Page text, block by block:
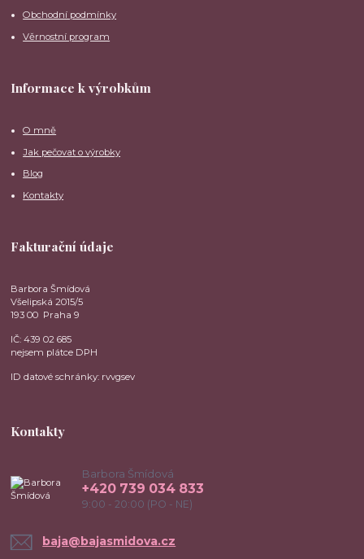
Obchodní podmínky
Věrnostní program
Informace k výrobkům
O mně
Jak pečovat o výrobky
Blog
Kontakty
Fakturační údaje
Barbora Šmídová
Všelipská 2015/5
193 00 Praha 9
IČ: 439 02 685
nejsem plátce DPH
ID datové schránky: rvvgsev
Kontakty
Barbora Šmídová
+420 739 034 833
9:00 - 20:00 (PO - NE)
baja@bajasmidova.cz